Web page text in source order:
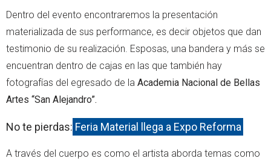
Dentro del evento encontraremos la presentación
materializada de sus performance, es decir objetos que dan
testimonio de su realización. Esposas, una bandera y más se
encuentran dentro de cajas en las que también hay
fotografías del egresado de la Academia Nacional de Bellas
Artes “San Alejandro”.
No te pierdas: Feria Material llega a Expo Reforma
A través del cuerpo es como el artista aborda temas como